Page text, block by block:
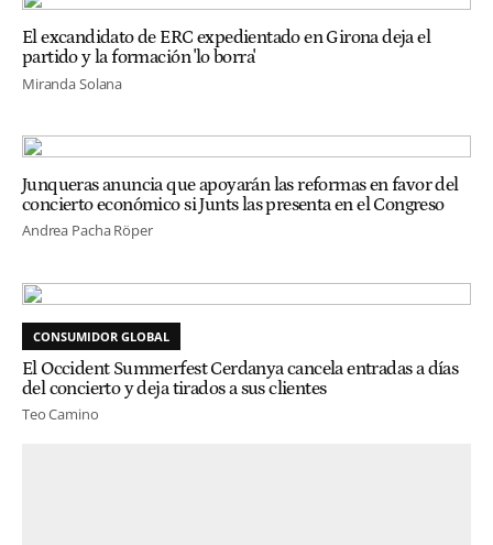
El excandidato de ERC expedientado en Girona deja el
partido y la formación 'lo borra'
Miranda Solana
Junqueras anuncia que apoyarán las reformas en favor del
concierto económico si Junts las presenta en el Congreso
Andrea Pacha Röper
CONSUMIDOR GLOBAL
El Occident Summerfest Cerdanya cancela entradas a días
del concierto y deja tirados a sus clientes
Teo Camino